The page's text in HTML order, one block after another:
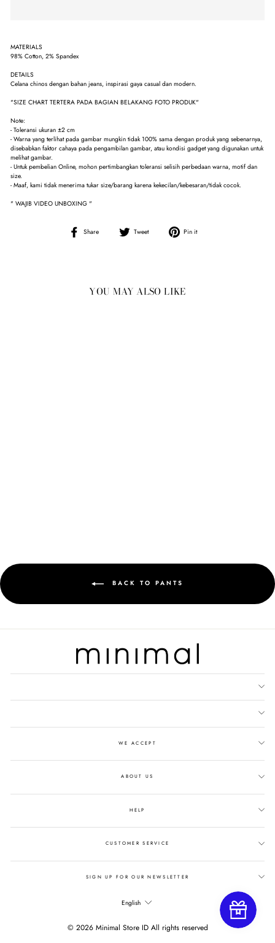
MATERIALS
98% Cotton, 2% Spandex
DETAILS
Celana chinos dengan bahan jeans, inspirasi gaya casual dan modern.
"SIZE CHART TERTERA PADA BAGIAN BELAKANG FOTO PRODUK"
Note:
- Toleransi ukuran ±2 cm
- Warna yang terlihat pada gambar mungkin tidak 100% sama dengan produk yang sebenarnya,
disebabkan faktor cahaya pada pengambilan gambar, atau kondisi gadget yang digunakan untuk
melihat gambar.
- Untuk pembelian Online, mohon pertimbangkan toleransi selisih perbedaan warna, motif dan
size.
- Maaf, kami tidak menerima tukar size/barang karena kekecilan/kebesaran/tidak cocok.
" WAJIB VIDEO UNBOXING "
Share
Share
Tweet
Tweet
Pin it
YOU MAY ALSO LIKE
BACK TO PANTS
WE ACCEPT
ABOUT US
HELP
CUSTOMER SERVICE
SIGN UP FOR OUR NEWSLETTER
LANGUAGE
English
© 2026 Minimal Store ID All rights reserved